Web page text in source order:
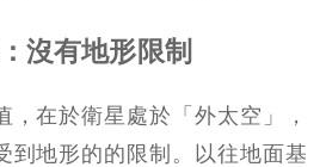
沒有地形限制
，在於衛星處於「外太空」，
到地形的的限制。以往地面基